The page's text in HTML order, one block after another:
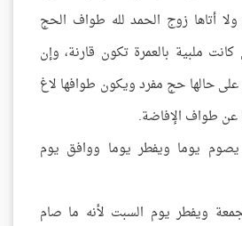
أتاها زوج الحمد لله طواف الحج
كانت ملبية بالعمرة تكون قارنة، وإن
حالها حج مفرد ويكون طوافها لاغ
عن طواف الإفاضة.
يوما ويفطر يوما ووافق يوم
ويفطر يوم السبت لأنه ما صام